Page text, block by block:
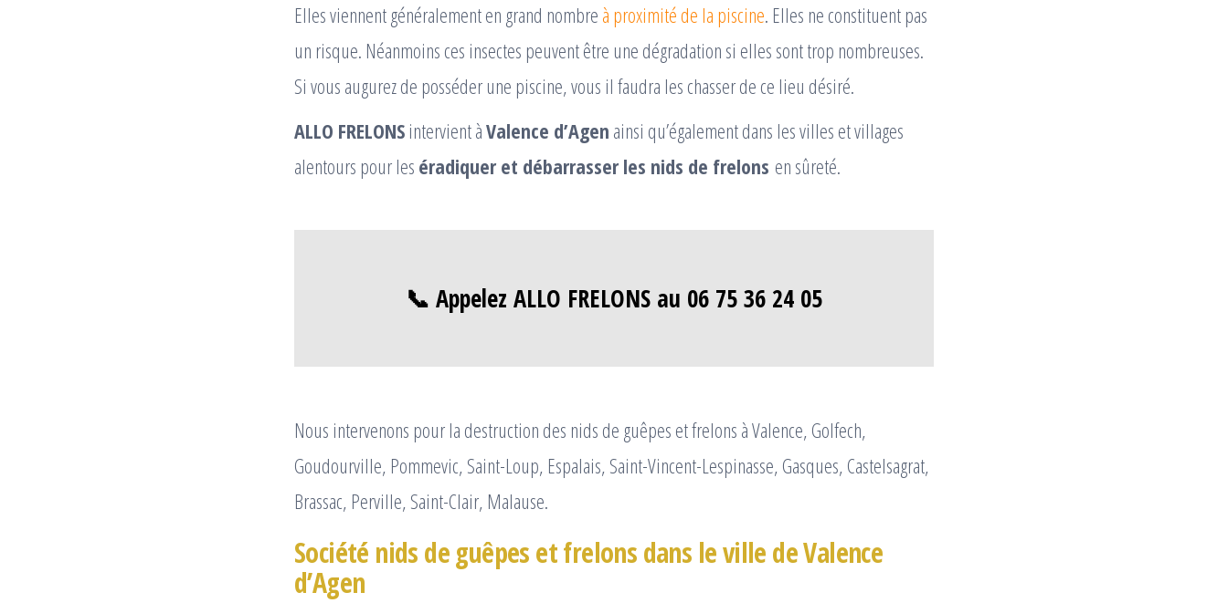
Elles viennent généralement en grand nombre à proximité de la piscine. Elles ne constituent pas
un risque. Néanmoins ces insectes peuvent être une dégradation si elles sont trop nombreuses.
Si vous augurez de posséder une piscine, vous il faudra les chasser de ce lieu désiré.
ALLO FRELONS intervient àValence d’Agen ainsi qu’également dans les villes et villages
alentours pour les éradiquer et débarrasser les nids de frelons en sûreté.
📞 Appelez ALLO FRELONS au 06 75 36 24 05
Nous intervenons pour la destruction des nids de guêpes et frelons à Valence, Golfech,
Goudourville, Pommevic, Saint-Loup, Espalais, Saint-Vincent-Lespinasse, Gasques, Castelsagrat,
Brassac, Perville, Saint-Clair, Malause.
Société nids de guêpes et frelons dans le ville de Valence
d’Agen